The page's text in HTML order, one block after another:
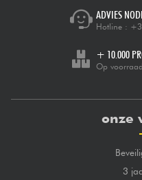
ADVIES
Hotline :
+ 10.000
Op voorraad
onze
3